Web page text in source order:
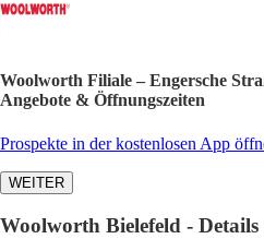
Woolworth Filiale – Engersche
Angebote & Öffnungszeiten
Prospekte in der kostenlosen App
WEITER
Woolworth Bielefeld - Details